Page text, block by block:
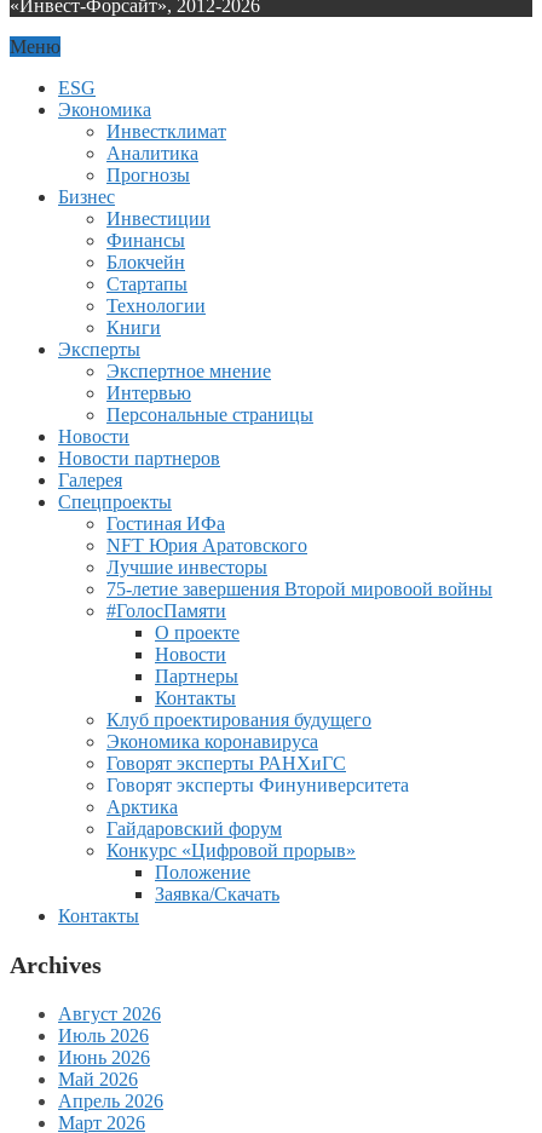
«Инвест-Форсайт», 2012-2026
Меню
ESG
Экономика
Инвестклимат
Аналитика
Прогнозы
Бизнес
Инвестиции
Финансы
Блокчейн
Стартапы
Технологии
Книги
Эксперты
Экспертное мнение
Интервью
Персональные страницы
Новости
Новости партнеров
Галерея
Спецпроекты
Гостиная ИФа
NFT Юрия Аратовского
Лучшие инвесторы
75-летие завершения Второй мировоой войны
#ГолосПамяти
О проекте
Новости
Партнеры
Контакты
Клуб проектирования будущего
Экономика коронавируса
Говорят эксперты РАНХиГС
Говорят эксперты Финуниверситета
Арктика
Гайдаровский форум
Конкурс «Цифровой прорыв»
Положение
Заявка/Скачать
Контакты
Archives
Август 2026
Июль 2026
Июнь 2026
Май 2026
Апрель 2026
Март 2026